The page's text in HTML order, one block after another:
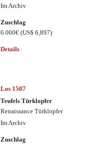
Im Archiv
Zuschlag
6.000€(US$ 6,897)
Details
Los 1507
Teufels Türklopfer
Renaissance Türklopfer
Im Archiv
Zuschlag